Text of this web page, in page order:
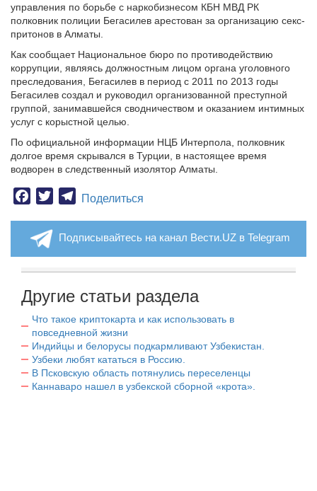
управления по борьбе с наркобизнесом КБН МВД РК
полковник полиции Бегасилев арестован за организацию секс-
притонов в Алматы.
Как сообщает Национальное бюро по противодействию
коррупции, являясь должностным лицом органа уголовного
преследования, Бегасилев в период с 2011 по 2013 годы
Бегасилев создал и руководил организованной преступной
группой, занимавшейся сводничеством и оказанием интимных
услуг с корыстной целью.
По официальной информации НЦБ Интерпола, полковник
долгое время скрывался в Турции, в настоящее время
водворен в следственный изолятор Алматы.
Facebook
TwitterTelegram
Поделиться
Подписывайтесь на канал Вести.UZ в Telegram
Другие статьи раздела
Что такое криптокарта и как использовать в
повседневной жизни
Индийцы и белорусы подкармливают Узбекистан.
Узбеки любят кататься в Россию.
В Псковскую область потянулись переселенцы
Каннаваро нашел в узбекской сборной «крота».